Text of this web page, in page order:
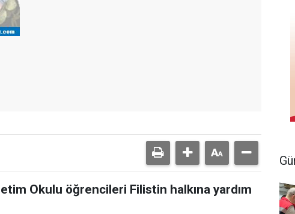
Okulu öğrencileri Filistin halkına yardım